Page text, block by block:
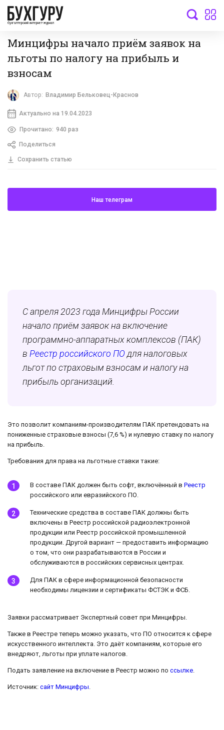
бухгалтерский интернет-журнал
Минцифры начало приём заявок на
льготы по налогу на прибыль и
взносам
Автор: Владимир Бельковец-Краснов
Актуально на 19.04.2023
Прочитано: 940 раз
Поделиться
Сохранить статью
Наш телеграм
С апреля 2023 года Минцифры России
начало приём заявок на включение
программно-аппаратных комплексов (ПАК)
в Реестр российского ПОдля налоговых
льгот по страховым взносам и налогу на
прибыль организаций.
Это позволит компаниям-производителям ПАК претендовать на
пониженные страховые взносы (7,6 %) и нулевую ставку по налогу
на прибыль.
Требования для права на льготные ставки такие:
В составе ПАК должен быть софт, включённый в Реестр
российского или евразийского ПО.
Технические средства в составе ПАК должны быть
включены в Реестр российской радиоэлектронной
продукции или Реестр российской промышленной
продукции. Другой вариант — предоставить информацию
о том, что они разрабатываются в России и
обслуживаются в российских сервисных центрах.
Для ПАК в сфере информационной безопасности
необходимы лицензии и сертификаты ФСТЭК и ФСБ.
Заявки рассматривает Экспертный совет при Минцифры.
Также в Реестре теперь можно указать, что ПО относится к сфере
искусственного интеллекта. Это даёт компаниям, которые его
внедряют, льготы при уплате налогов.
Подать заявление на включение в Реестр можно по ссылке
Источник: сайт Минцифры